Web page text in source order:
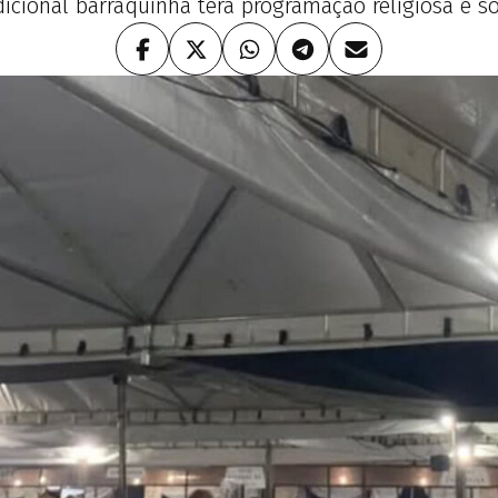
barraquinha terá programação religiosa e